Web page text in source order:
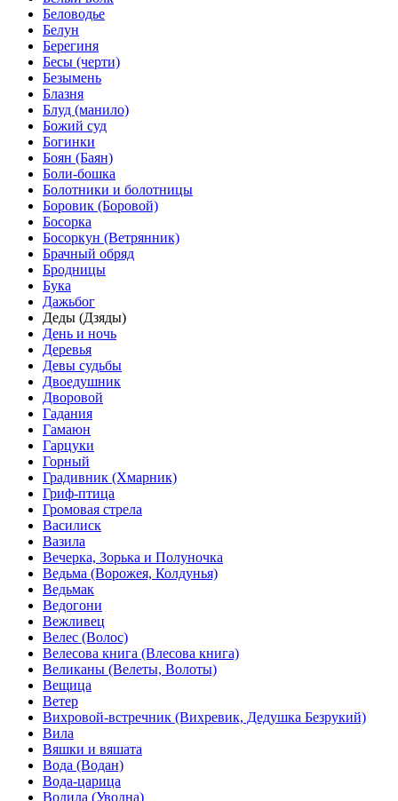
Беловодье
Белун
Берегиня
Бесы (черти)
Безымень
Блазня
Блуд (манило)
Божий суд
Богинки
Боян (Баян)
Боли-бошка
Болотники и болотницы
Боровик (Боровой)
Босорка
Босоркун (Ветрянник)
Брачный обряд
Бродницы
Бука
Дажьбог
Деды (Дзяды)
День и ночь
Деревья
Девы судьбы
Двоедушник
Дворовой
Гадания
Гамаюн
Гарцуки
Горный
Градивник (Хмарник)
Гриф-птица
Громовая стрела
Василиск
Вазила
Вечерка, Зорька и Полуночка
Ведьма (Ворожея, Колдунья)
Ведьмак
Ведогони
Вежливец
Велес (Волос)
Велесова книга (Влесова книга)
Великаны (Велеты, Волоты)
Вещица
Ветер
Вихровой-встречник (Вихревик, Дедушка Безрукий)
Вила
Вяшки и вяшата
Вода (Водан)
Вода-царица
Водила (Уводна)